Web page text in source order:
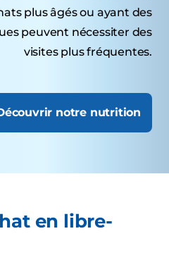
plus âgés ou ayant des
peuvent nécessiter des
visites plus fréquentes.
notre nutrition
en libre-